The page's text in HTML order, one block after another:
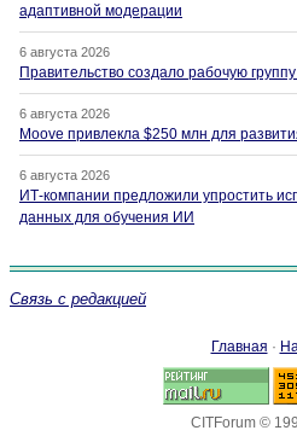
адаптивной модерации
6 августа 2026
Правительство создало рабочую
6 августа 2026
Moove привлекла $250 млн для
6 августа 2026
ИТ-компании предложили упростить
данных для обучения ИИ
Связь с редакцией
Главная ·
CITForum ©